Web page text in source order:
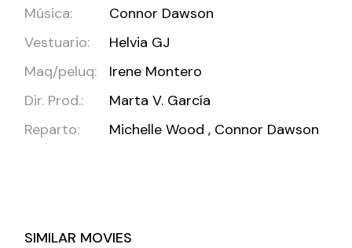
Música:
Connor Dawson
Vestuario:
Helvia GJ
Maq/peluq:
Irene Montero
Dir. Prod.:
Marta V. García
Reparto:
Michelle Wood , Connor Dawson
SIMILAR MOVIES